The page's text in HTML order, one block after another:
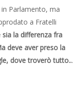
Parlamento, ma
a Fratelli
la differenza fra
deve aver preso la
dove troverò tutto...